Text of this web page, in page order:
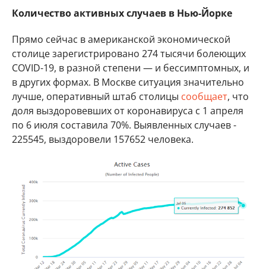
Количество активных случаев в Нью-Йорке
Прямо сейчас в американской экономической
столице зарегистрировано 274 тысячи болеющих
COVID-19, в разной степени — и бессимптомных, и
в других формах. В Москве ситуация значительно
лучше, оперативный штаб столицы сообщает, что
доля выздоровевших от коронавируса с 1 апреля
по 6 июля составила 70%. Выявленных случаев -
225545, выздоровели 157652 человека.